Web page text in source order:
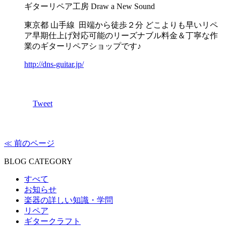
ギターリペア工房 Draw a New Sound
東京都 山手線 田端から徒歩２分 どこよりも早いリペ
ア早期仕上げ対応可能のリーズナブル料金＆丁寧な作
業のギターリペアショップです♪
http://dns-guitar.jp/
Tweet
≪ 前のページ
BLOG CATEGORY
すべて
お知らせ
楽器の詳しい知識・学問
リペア
ギタークラフト